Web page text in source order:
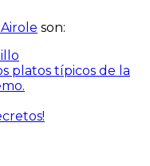
son:
platos típicos de la